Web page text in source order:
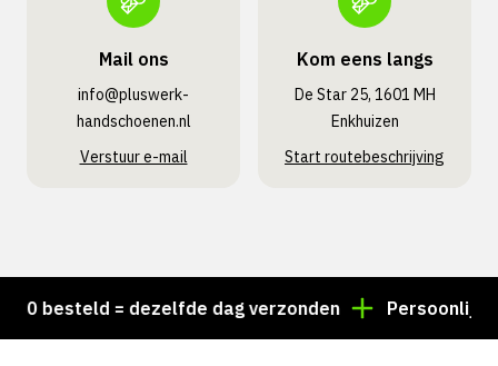
Mail ons
info@pluswerk­
handschoenen.nl
Verstuur e-mail
Kom eens langs
De Star 25, 1601 MH
Enkhuizen
Start routebeschrijving
besteld = dezelfde dag verzonden Persoonlijk